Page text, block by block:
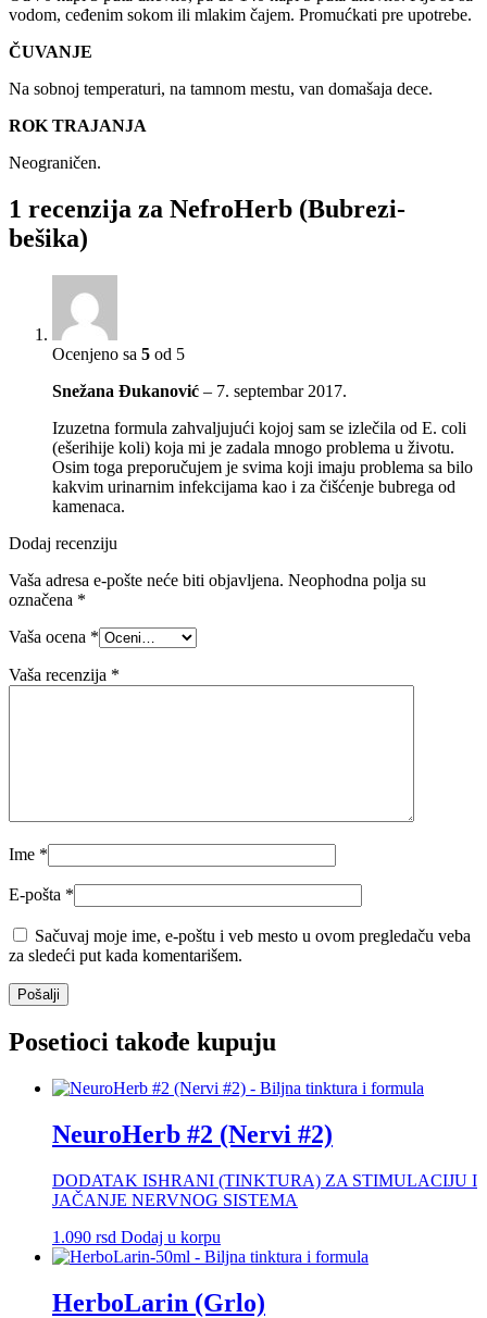
vodom, ceđenim sokom ili mlakim čajem. Promućkati pre upotrebe.
ČUVANJE
Na sobnoj temperaturi, na tamnom mestu, van domašaja dece.
ROK TRAJANJA
Neograničen.
1 recenzija za NefroHerb (Bubrezi-
bešika)
Ocenjeno sa 5 od 5
Snežana Đukanović – 7. septembar 2017.
Izuzetna formula zahvaljujući kojoj sam se izlečila od E. coli
(ešerihije koli) koja mi je zadala mnogo problema u životu.
Osim toga preporučujem je svima koji imaju problema sa bilo
kakvim urinarnim infekcijama kao i za čišćenje bubrega od
kamenaca.
Dodaj recenziju
Vaša adresa e-pošte neće biti objavljena. Neophodna polja su
označena *
Vaša ocena *
Vaša recenzija *
Ime *
E-pošta *
Sačuvaj moje ime, e-poštu i veb mesto u ovom pregledaču veba
za sledeći put kada komentarišem.
Posetioci takođe kupuju
NeuroHerb #2 (Nervi #2)
DODATAK ISHRANI (TINKTURA) ZA STIMULACIJU I
JAČANJE NERVNOG SISTEMA
1.090 rsd Dodaj u korpu
HerboLarin (Grlo)